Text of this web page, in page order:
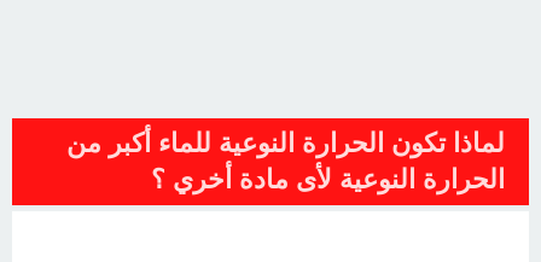
لماذا تكون الحرارة النوعية للماء أكبر من
الحرارة النوعية لأى مادة أخري ؟